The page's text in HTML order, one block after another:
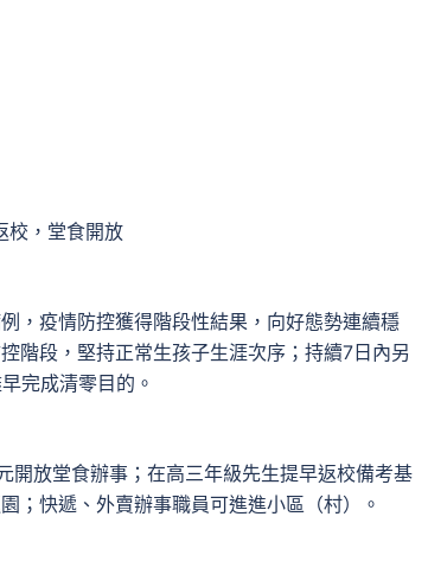
，堂食開放
疫情防控獲得階段性結果，向好態勢連續穩
階段，堅持正常生孩子生涯次序；持續7日內另
完成清零目的。
放堂食辦事；在高三年級先生提早返校備考基
；快遞、外賣辦事職員可進進小區（村）。